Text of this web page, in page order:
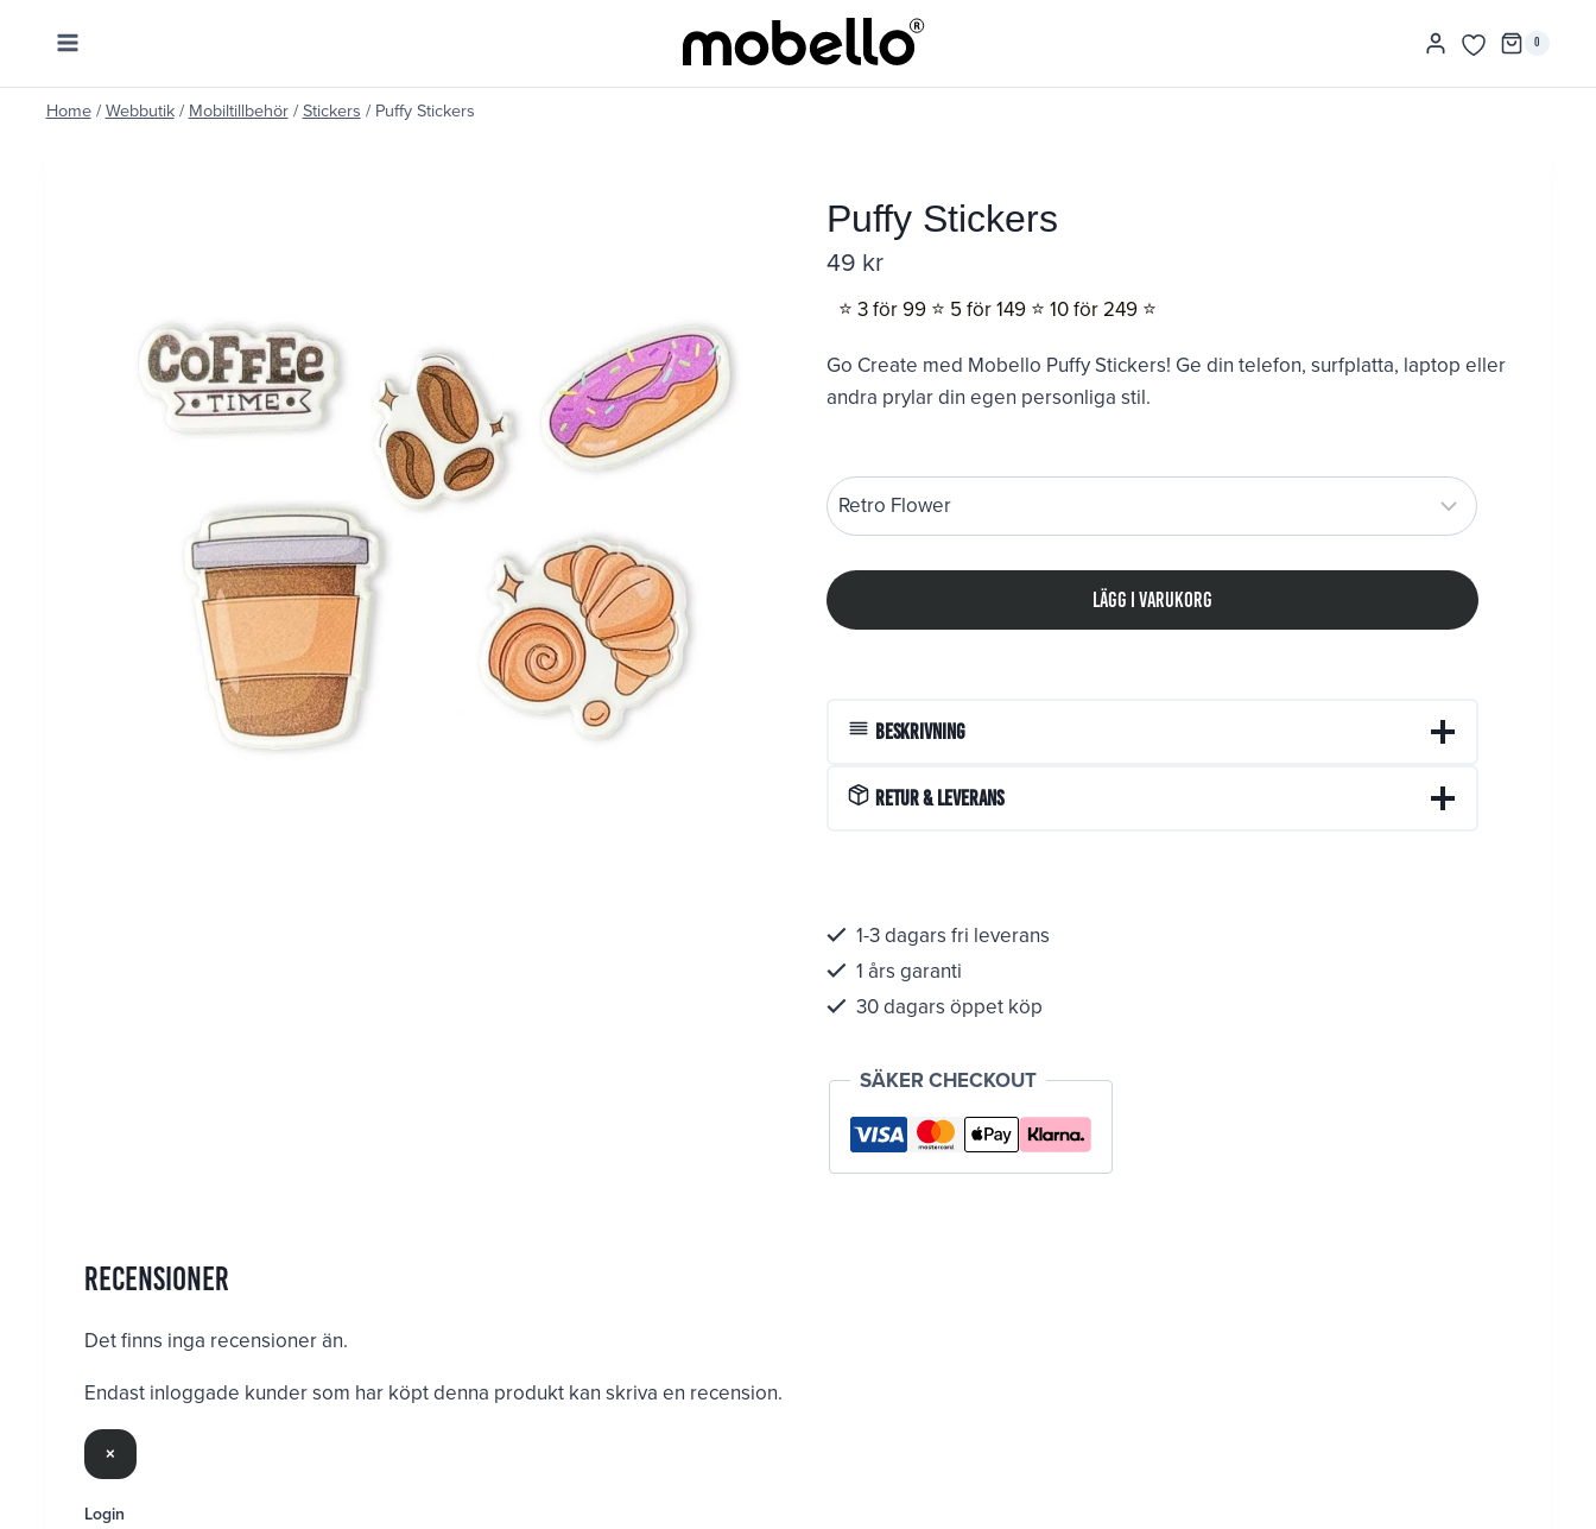
0
Home / Webbutik / Mobiltillbehör / Stickers / Puffy Stickers
Puffy Stickers
49 kr
⭐️ 3 för 99 ⭐️ 5 för 149 ⭐️ 10 för 249 ⭐️
Go Create med Mobello Puffy Stickers! Ge din telefon, surfplatta, laptop eller
andra prylar din egen personliga stil.
Lägg i varukorg
Beskrivning
Retur & Leverans
1-3 dagars fri leverans
1 års garanti
30 dagars öppet köp
SÄKER CHECKOUT
Recensioner
Det finns inga recensioner än.
Endast inloggade kunder som har köpt denna produkt kan skriva en recension.
×
Login